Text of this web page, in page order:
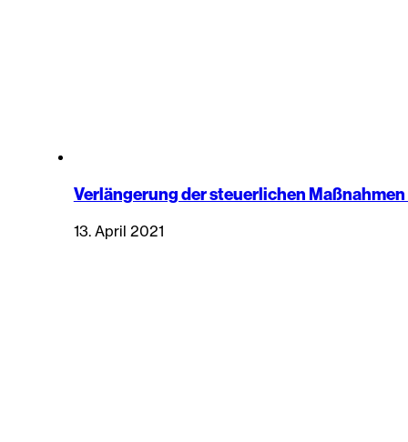
Verlängerung der steuerlichen
13. April 2021